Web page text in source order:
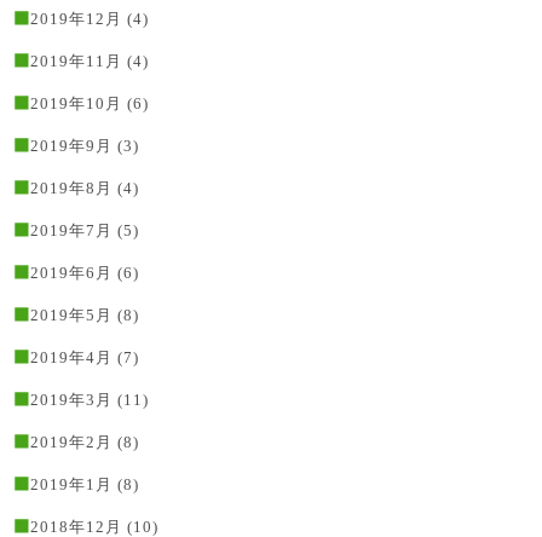
2019年12月 (4)
2019年11月 (4)
2019年10月 (6)
2019年9月 (3)
2019年8月 (4)
2019年7月 (5)
2019年6月 (6)
2019年5月 (8)
2019年4月 (7)
2019年3月 (11)
2019年2月 (8)
2019年1月 (8)
2018年12月 (10)